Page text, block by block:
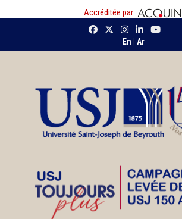
Accréditée par
En Ar